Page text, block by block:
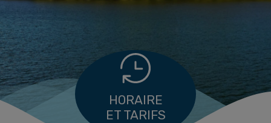
HORAIRE
ET TARIFS